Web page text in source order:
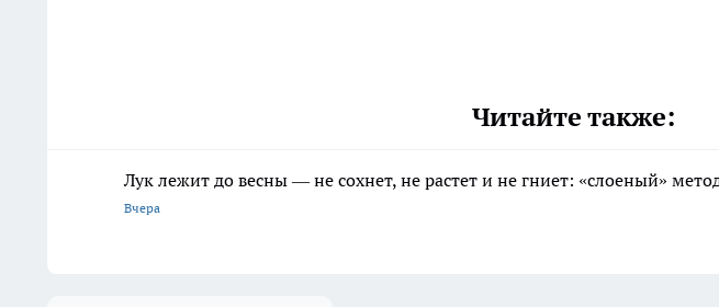
Читайте также:
Лук лежит до весны — не сохнет, не растет и не гниет: «слоеный»
Вчера